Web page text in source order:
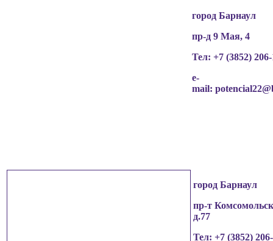
город Барнаул
пр-д 9 Мая, 4
Тел: +7 (3852)
e-
mail:
город Барнаул
пр-т
д.77
Тел: +7 (3852)